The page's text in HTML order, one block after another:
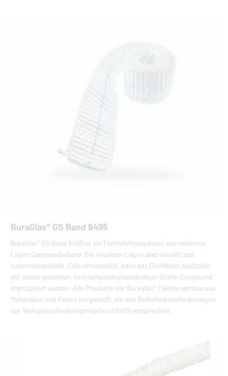
BuraGlas® GS Band 9495
BuraGlas® GS Band 9495 ist ein Flachdichtungsband aus mehreren
Lagen Glasgewebeband. Die einzelnen Lagen sind vernäht und
zusammengeklebt. Falls erforderlich, kann das Dichtband zusätzlich
mit einem speziellen, hochtemperaturbeständigen Grafit-Compound
imprägniert werden. Alle Produkte der Buraglas® Palette werden aus
Materialien und Fasern hergestellt, die den Sicherheitsanforderungen
der Weltgesundheitsorganisation (WHO) entsprechen.